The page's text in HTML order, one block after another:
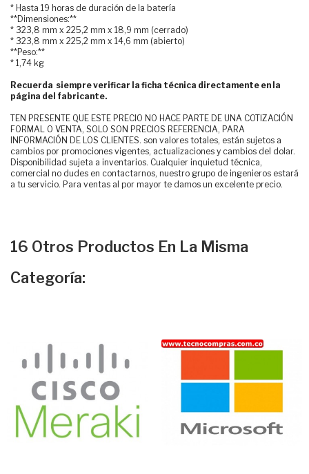
* Hasta 19 horas de duración de la batería
**Dimensiones:**
* 323,8 mm x 225,2 mm x 18,9 mm (cerrado)
* 323,8 mm x 225,2 mm x 14,6 mm (abierto)
**Peso:**
* 1,74 kg
Recuerda siempre verificar la ficha técnica directamente en la
página del fabricante.
TEN PRESENTE QUE ESTE PRECIO NO HACE PARTE DE UNA COTIZACIÓN
FORMAL O VENTA, SOLO SON PRECIOS REFERENCIA, PARA
INFORMACIÓN DE LOS CLIENTES. son valores totales, están sujetos a
cambios por promociones vigentes, actualizaciones y cambios del dolar.
Disponibilidad sujeta a inventarios. Cualquier inquietud técnica,
comercial no dudes en contactarnos, nuestro grupo de ingenieros estará
a tu servicio. Para ventas al por mayor te damos un excelente precio.
16 Otros Productos En La Misma
Categoría: